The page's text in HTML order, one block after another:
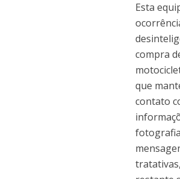
Esta
compra
que
contato